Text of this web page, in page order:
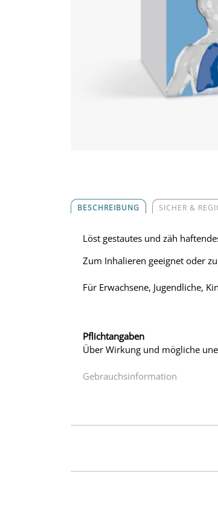
BESCHREIBUNG SICHER &
Löst gestautes und zäh
Zum Inhalieren geeignet oder
Für Erwachsene, Jugendliche,
Pflichtangaben
Über Wirkung und mögliche
Gebrauchsinformation